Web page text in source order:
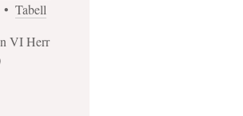
• Tabell
VI Herr